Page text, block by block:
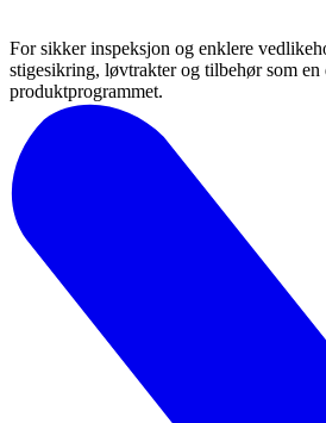
For sikker inspeksjon og enklere
stigesikring, løvtrakter og tilbehør som en
produktprogrammet.